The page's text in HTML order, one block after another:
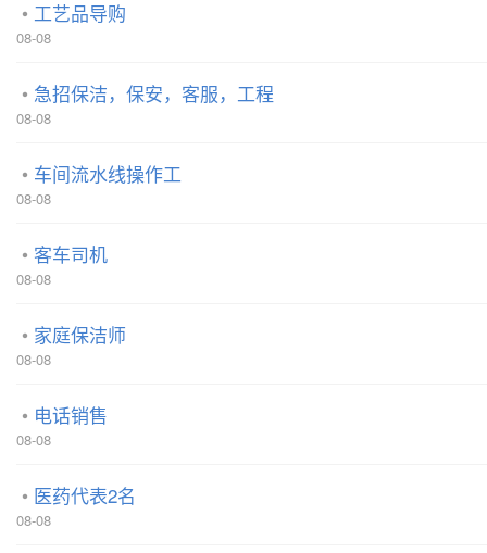
工艺品导购
08-08
急招保洁，保安，客服，工程
08-08
车间流水线操作工
08-08
客车司机
08-08
家庭保洁师
08-08
电话销售
08-08
医药代表2名
08-08